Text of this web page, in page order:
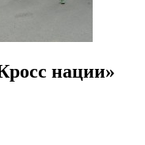
нации»